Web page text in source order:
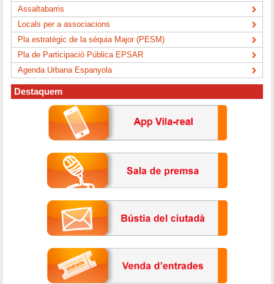
Assaltabarris
Locals per a associacions
Pla estratègic de la séquia Major (PESM)
Pla de Participació Pública EPSAR
Agenda Urbana Espanyola
Destaquem